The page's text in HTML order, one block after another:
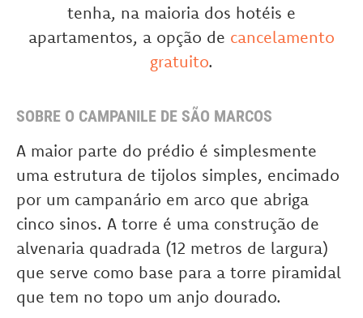
tenha, na maioria dos hotéis e
apartamentos, a opção de cancelamento
gratuito.
SOBRE O CAMPANILE DE SÃO MARCOS
A maior parte do prédio é simplesmente
uma estrutura de tijolos simples, encimado
por um campanário em arco que abriga
cinco sinos. A torre é uma construção de
alvenaria quadrada (12 metros de largura)
que serve como base para a torre piramidal
que tem no topo um anjo dourado.